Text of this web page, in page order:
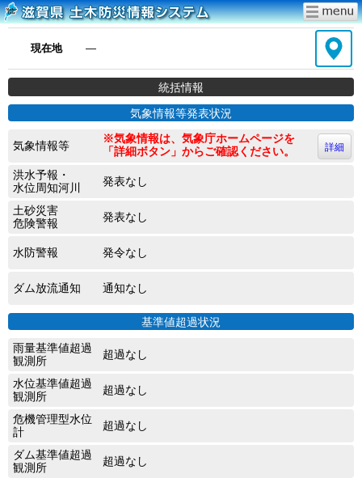
現在地 ―
統括情報
気象情報等発表状況
気象情報等
※気象情報は、気象庁ホームページを
「詳細ボタン」からご確認ください。
詳細
洪水予報・
水位周知河川
発表なし
土砂災害
危険警報
発表なし
水防警報 発令なし
ダム放流通知 通知なし
基準値超過状況
雨量基準値超過
観測所
超過なし
水位基準値超過
観測所
超過なし
危機管理型水位
計
超過なし
ダム基準値超過
観測所
超過なし